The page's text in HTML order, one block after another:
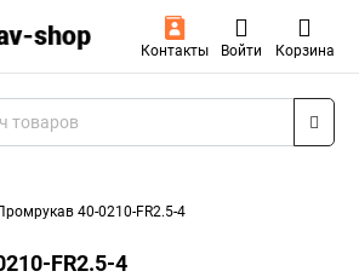
Контакты Войти Корзина
40-0210-FR2.5-4
FR2.5-4